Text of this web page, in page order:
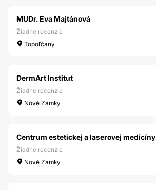
MUDr. Eva Majtánová
Žiadne recenzie
Topoľčany
DermArt Institut
Žiadne recenzie
Nové Zámky
Centrum estetickej a laserovej medicíny
Žiadne recenzie
Nové Zámky